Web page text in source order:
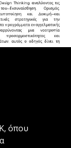
όπου